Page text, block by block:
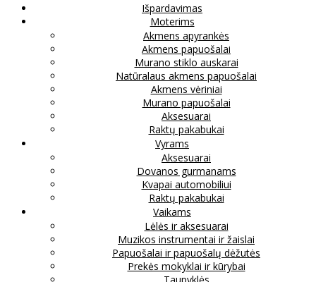
Išpardavimas
Moterims
Akmens apyrankės
Akmens papuošalai
Murano stiklo auskarai
Natūralaus akmens papuošalai
Akmens vėriniai
Murano papuošalai
Aksesuarai
Raktų pakabukai
Vyrams
Aksesuarai
Dovanos gurmanams
Kvapai automobiliui
Raktų pakabukai
Vaikams
Lėlės ir aksesuarai
Muzikos instrumentai ir žaislai
Papuošalai ir papuošalų dėžutės
Prekės mokyklai ir kūrybai
Taupyklės